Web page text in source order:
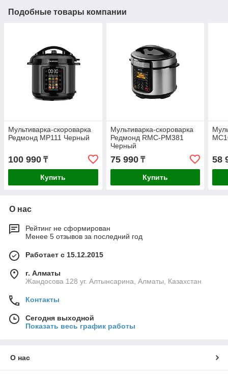
Подобные товары компании
Мультиварка-скороварка
Редмонд MP111 Черный
100 990 ₸
Купить
Мультиварка-скороварка
Редмонд RMC-PM381
Черный
75 990₸
Купить
58
О нас
Рейтинг не сформирован
Менее 5 отзывов за последний год
Работает с 15.12.2015
г. Алматы
Жандосова 128 уг. Алтынсарина, Алматы, Казахстан
Контакты
Сегодня выходной
Показать весь график работы
О нас